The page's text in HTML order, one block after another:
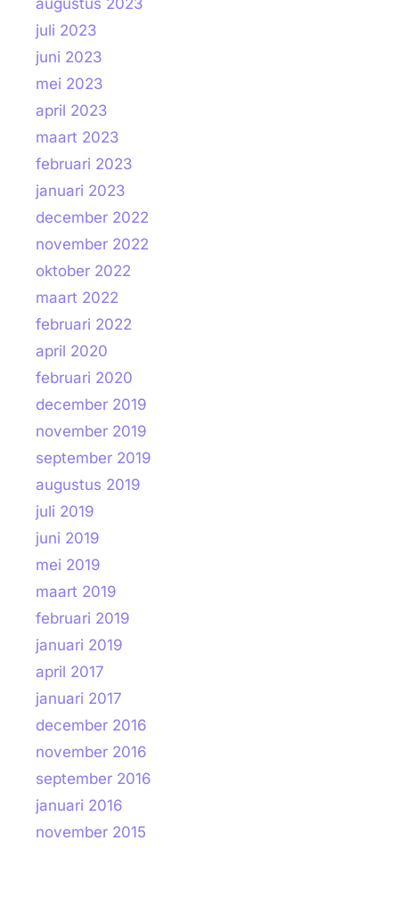
juli 2023
juni 2023
mei 2023
april 2023
maart 2023
februari 2023
januari 2023
december 2022
november 2022
oktober 2022
maart 2022
februari 2022
april 2020
februari 2020
december 2019
november 2019
september 2019
augustus 2019
juli 2019
juni 2019
mei 2019
maart 2019
februari 2019
januari 2019
april 2017
januari 2017
december 2016
november 2016
september 2016
januari 2016
november 2015